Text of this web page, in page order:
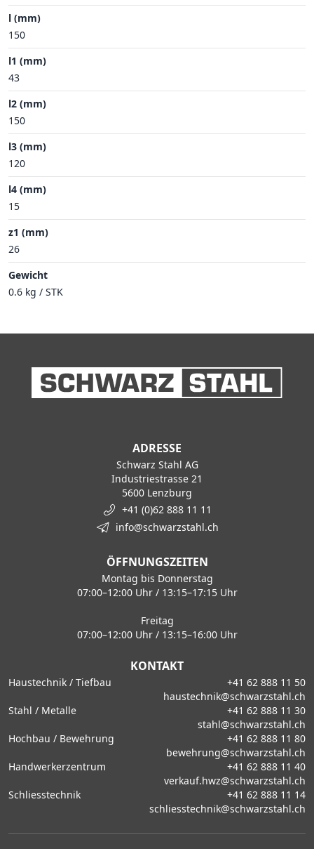
l (mm)
150
l1 (mm)
43
l2 (mm)
150
l3 (mm)
120
l4 (mm)
15
z1 (mm)
26
Gewicht
0.6 kg / STK
ADRESSE
Schwarz Stahl AG
Industriestrasse 21
5600 Lenzburg
+41 (0)62 888 11 11
info@schwarzstahl.ch
ÖFFNUNGSZEITEN
Montag bis Donnerstag
07:00–12:00 Uhr / 13:15–17:15 Uhr
Freitag
07:00–12:00 Uhr / 13:15–16:00 Uhr
KONTAKT
Haustechnik / Tiefbau
+41 62 888 11 50
haustechnik@schwarzstahl.ch
Stahl / Metalle
+41 62 888 11 30
stahl@schwarzstahl.ch
Hochbau / Bewehrung
+41 62 888 11 80
bewehrung@schwarzstahl.ch
Handwerkerzentrum
+41 62 888 11 40
verkauf.hwz@schwarzstahl.ch
Schliesstechnik
+41 62 888 11 14
schliesstechnik@schwarzstahl.ch